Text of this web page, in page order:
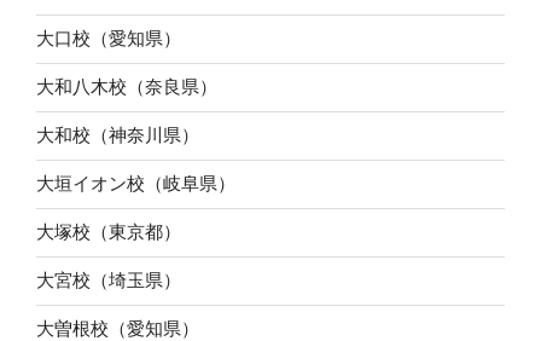
大口校（愛知県）
大和八木校（奈良県）
大和校（神奈川県）
大垣イオン校（岐阜県）
大塚校（東京都）
大宮校（埼玉県）
大曽根校（愛知県）